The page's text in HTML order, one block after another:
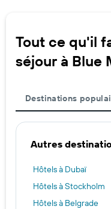
Tout ce qu'il
séjour à Blue
Destinations
Autres
Hôtels à Dubaï
Hôtels à Stockholm
Hôtels à Belgrade